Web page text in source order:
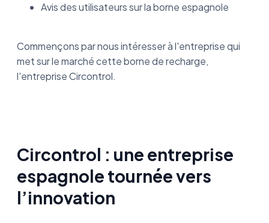
Avis des utilisateurs sur la borne espagnole
Commençons par nous intéresser à l'entreprise qui
met sur le marché cette borne de recharge,
l'entreprise Circontrol.
Circontrol : une entreprise
espagnole tournée vers
l’innovation